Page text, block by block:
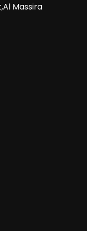
Massira